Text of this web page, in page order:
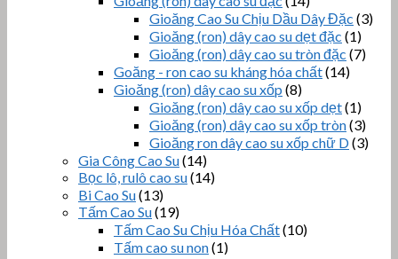
Gioăng Cao Su Chịu Dầu Dây Đặc (3)
Gioăng (ron) dây cao su dẹt đặc (1)
Gioăng (ron) dây cao su tròn đặc (7)
Goăng - ron cao su kháng hóa chất(14)
Gioăng (ron) dây cao su xốp (8)
Gioăng (ron) dây cao su xốp dẹt(1)
Gioăng (ron) dây cao su xốp tròn(3)
Gioăng ron dây cao su xốp chữ D(3)
Gia Công Cao Su(14)
Bọc lô, rulô cao su(14)
Bi Cao Su(13)
Tấm Cao Su(19)
Tấm Cao Su Chịu Hóa Chất(10)
Tấm cao su non(1)